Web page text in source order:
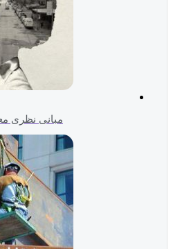
مبانی نظری معماری (136)